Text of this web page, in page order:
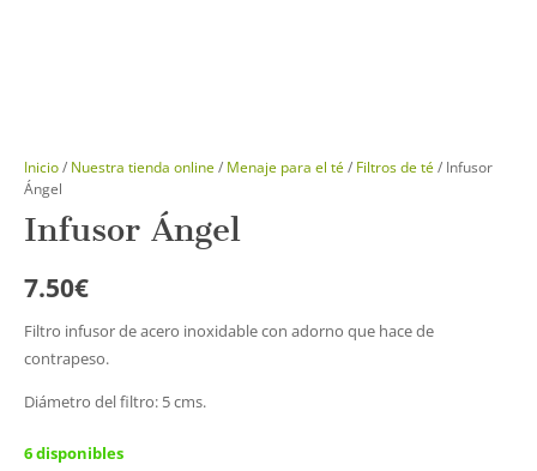
Inicio/ Nuestra tienda online/ Menaje para el té/ Filtros de té/ Infusor
Ángel
Infusor Ángel
7.50€
Filtro infusor de acero inoxidable con adorno que hace de
contrapeso.
Diámetro del filtro: 5 cms.
6 disponibles